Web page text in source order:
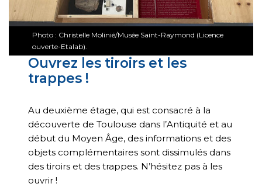
Photo : Christelle Molinié/Musée Saint-Raymond (Licence
ouverte-Etalab).
Ouvrez les tiroirs et les
trappes !
Au deuxième étage, qui est consacré à la
découverte de Toulouse dans l’Antiquité et au
début du Moyen Âge, des informations et des
objets complémentaires sont dissimulés dans
des tiroirs et des trappes. N’hésitez pas à les
ouvrir !